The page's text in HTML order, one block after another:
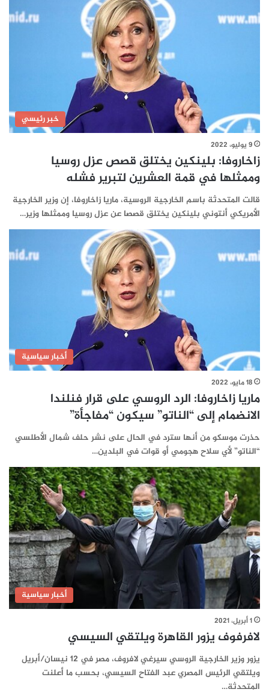
خبر رئيسي
9 يوليو، 2022
زاخاروفا: بلينكين يختلق قصص عزل روسيا
وممثلها في قمة العشرين لتبرير فشله
قالت المتحدثة باسم الخارجية الروسية، ماريا زاخاروفا، إن وزير الخارجية
الأمريكي أنتوني بلينكين يختلق قصصا عن عزل روسيا وممثلها وزير…
أخبار سياسية
18 مايو، 2022
ماريا زاخاروفا: الرد الروسي على قرار فنلندا
الانضمام إلى “الناتو” سيكون “مفاجأة”
حذرت موسكو من أنها سترد في الحال على نشر حلف شمال الأطلسي
“الناتو” لأي سلاح هجومي أو قوات في البلدين…
أخبار سياسية
1 أبريل، 2021
لافرفوف يزور القاهرة ويلتقي السيسي
يزور وزير الخارجية الروسي سيرغي لافروف، مصر في 12 نيسان/أبريل
ويلتقي الرئيس المصري عبد الفتاح السيسي، بحسب ما أعلنت
المتحدثة…